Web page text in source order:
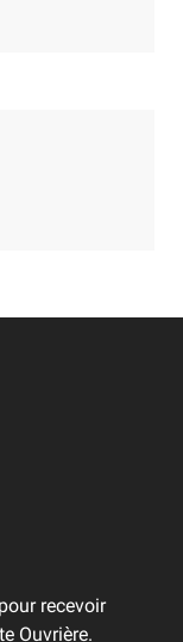
recevoir
Ouvrière.